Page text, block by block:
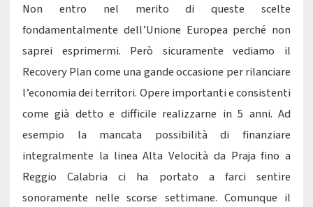
Non entro nel merito di queste scelte
fondamentalmente dell’Unione Europea perché non
saprei esprimermi. Però sicuramente vediamo il
Recovery Plan come una gande occasione per rilanciare
l’economia dei territori. Opere importanti e consistenti
come già detto e difficile realizzarne in 5 anni. Ad
esempio la mancata possibilità di finanziare
integralmente la linea Alta Velocità da Praja fino a
Reggio Calabria ci ha portato a farci sentire
sonoramente nelle scorse settimane. Comunque il